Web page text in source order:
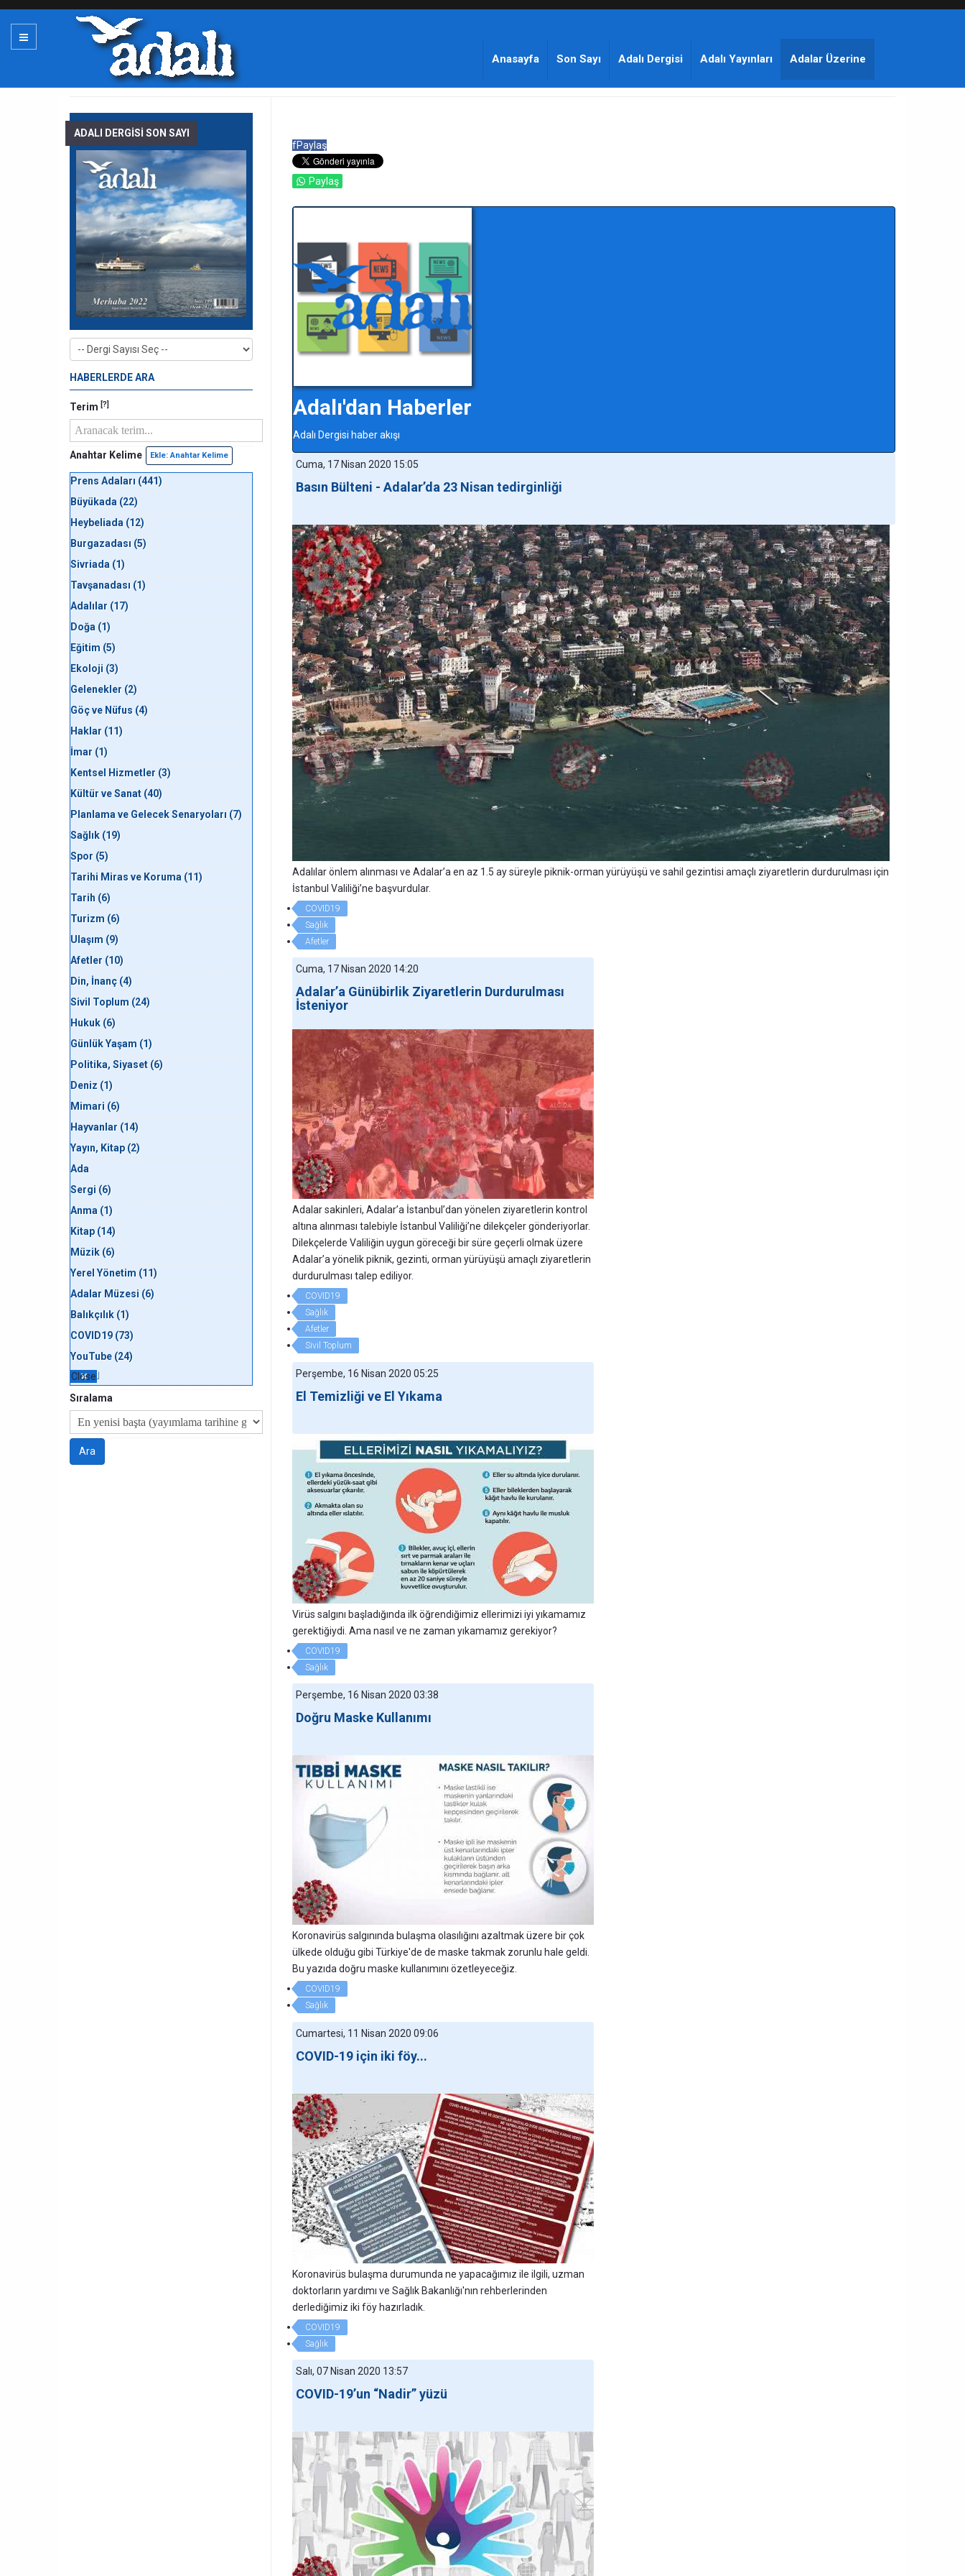
Anasayfa Son Sayı Adalı Dergisi Adalı Yayınları Adalar Üzerine
fPaylaş
Paylaş
Adalı'dan Haberler
Adalı Dergisi haber akışı
Cuma, 17 Nisan 2020 15:05
Basın Bülteni - Adalar’da 23 Nisan tedirginliği
Adalılar önlem alınması ve Adalar’a en az 1.5 ay süreyle piknik-orman yürüyüşü ve sahil gezintisi amaçlı ziyaretlerin durdurulması için
İstanbul Valiliği’ne başvurdular.
COVID19
Sağlık
Afetler
Cuma, 17 Nisan 2020 14:20
Adalar’a Günübirlik Ziyaretlerin Durdurulması
İsteniyor
Adalar sakinleri, Adalar’a İstanbul’dan yönelen ziyaretlerin kontrol
altına alınması talebiyle İstanbul Valiliği’ne dilekçeler gönderiyorlar.
Dilekçelerde Valiliğin uygun göreceği bir süre geçerli olmak üzere
Adalar’a yönelik piknik, gezinti, orman yürüyüşü amaçlı ziyaretlerin
durdurulması talep ediliyor.
COVID19
Sağlık
Afetler
Sivil Toplum
Perşembe, 16 Nisan 2020 05:25
El Temizliği ve El Yıkama
Virüs salgını başladığında ilk öğrendiğimiz ellerimizi iyi yıkamamız
gerektiğiydi. Ama nasıl ve ne zaman yıkamamız gerekiyor?
COVID19
Sağlık
Perşembe, 16 Nisan 2020 03:38
Doğru Maske Kullanımı
Koronavirüs salgınında bulaşma olasılığını azaltmak üzere bir çok
ülkede olduğu gibi Türkiye'de de maske takmak zorunlu hale geldi.
Bu yazıda doğru maske kullanımını özetleyeceğiz.
COVID19
Sağlık
Cumartesi, 11 Nisan 2020 09:06
COVID-19 için iki föy...
Koronavirüs bulaşma durumunda ne yapacağımız ile ilgili, uzman
doktorların yardımı ve Sağlık Bakanlığı'nın rehberlerinden
derlediğimiz iki föy hazırladık.
COVID19
Sağlık
Salı, 07 Nisan 2020 13:57
COVID-19’un “Nadir” yüzü
ADALI DERGİSİ SON SAYI
HABERLERDE ARA
Terim [?]
Anahtar Kelime Ekle: Anahtar Kelime
Prens Adaları (441)
Büyükada (22)
Heybeliada (12)
Burgazadası (5)
Sivriada (1)
Tavşanadası (1)
Adalılar (17)
Doğa (1)
Eğitim (5)
Ekoloji (3)
Gelenekler (2)
Göç ve Nüfus (4)
Haklar (11)
İmar (1)
Kentsel Hizmetler (3)
Kültür ve Sanat (40)
Planlama ve Gelecek Senaryoları (7)
Sağlık (19)
Spor (5)
Tarihi Miras ve Koruma (11)
Tarih (6)
Turizm (6)
Ulaşım (9)
Afetler (10)
Din, İnanç (4)
Sivil Toplum (24)
Hukuk (6)
Günlük Yaşam (1)
Politika, Siyaset (6)
Deniz (1)
Mimari (6)
Hayvanlar (14)
Yayın, Kitap (2)
Ada
Sergi (6)
Anma (1)
Kitap (14)
Müzik (6)
Yerel Yönetim (11)
Adalar Müzesi (6)
Balıkçılık (1)
COVID19 (73)
YouTube (24)
Close
Sıralama